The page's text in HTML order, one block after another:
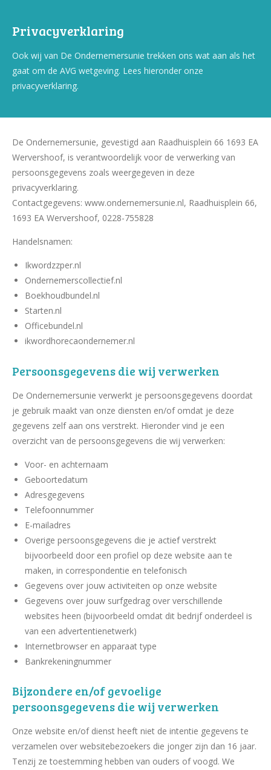
Privacyverklaring
Ook wij van De Ondernemersunie trekken ons wat aan als het
gaat om de AVG wetgeving. Lees hieronder onze
privacyverklaring.
De Ondernemersunie, gevestigd aan Raadhuisplein 66 1693 EA
Wervershoof, is verantwoordelijk voor de verwerking van
persoonsgegevens zoals weergegeven in deze
privacyverklaring.
Contactgegevens: www.ondernemersunie.nl, Raadhuisplein 66,
1693 EA Wervershoof, 0228-755828
Handelsnamen:
Ikwordzzper.nl
Ondernemerscollectief.nl
Boekhoudbundel.nl
Starten.nl
Officebundel.nl
ikwordhorecaondernemer.nl
Persoonsgegevens die wij verwerken
De Ondernemersunie verwerkt je persoonsgegevens doordat
je gebruik maakt van onze diensten en/of omdat je deze
gegevens zelf aan ons verstrekt. Hieronder vind je een
overzicht van de persoonsgegevens die wij verwerken:
Voor- en achternaam
Geboortedatum
Adresgegevens
Telefoonnummer
E-mailadres
Overige persoonsgegevens die je actief verstrekt
bijvoorbeeld door een profiel op deze website aan te
maken, in correspondentie en telefonisch
Gegevens over jouw activiteiten op onze website
Gegevens over jouw surfgedrag over verschillende
websites heen (bijvoorbeeld omdat dit bedrijf onderdeel is
van een advertentienetwerk)
Internetbrowser en apparaat type
Bankrekeningnummer
Bijzondere en/of gevoelige
persoonsgegevens die wij verwerken
Onze website en/of dienst heeft niet de intentie gegevens te
verzamelen over websitebezoekers die jonger zijn dan 16 jaar.
Tenzij ze toestemming hebben van ouders of voogd. We